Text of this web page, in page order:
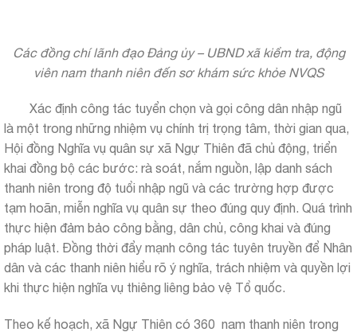
Các đồng chí lãnh đạo Đảng ủy – UBND xã kiểm tra, động
viên nam thanh niên đến sơ khám sức khỏe NVQS
Xác định công tác tuyển chọn và gọi công dân nhập ngũ
là một trong những nhiệm vụ chính trị trọng tâm, thời gian qua,
Hội đồng Nghĩa vụ quân sự xã Ngự Thiên đã chủ động, triển
khai đồng bộ các bước: rà soát, nắm nguồn, lập danh sách
thanh niên trong độ tuổi nhập ngũ và các trường hợp được
tạm hoãn, miễn nghĩa vụ quân sự theo đúng quy định. Quá trình
thực hiện đảm bảo công bằng, dân chủ, công khai và đúng
pháp luật. Đồng thời đẩy mạnh công tác tuyên truyền để Nhân
dân và các thanh niên hiểu rõ ý nghĩa, trách nhiệm và quyền lợi
khi thực hiện nghĩa vụ thiêng liêng bảo vệ Tổ quốc.
Theo kế hoạch, xã Ngự Thiên có 360 nam thanh niên trong